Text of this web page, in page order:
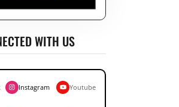
WITH US
Instagram Youtube